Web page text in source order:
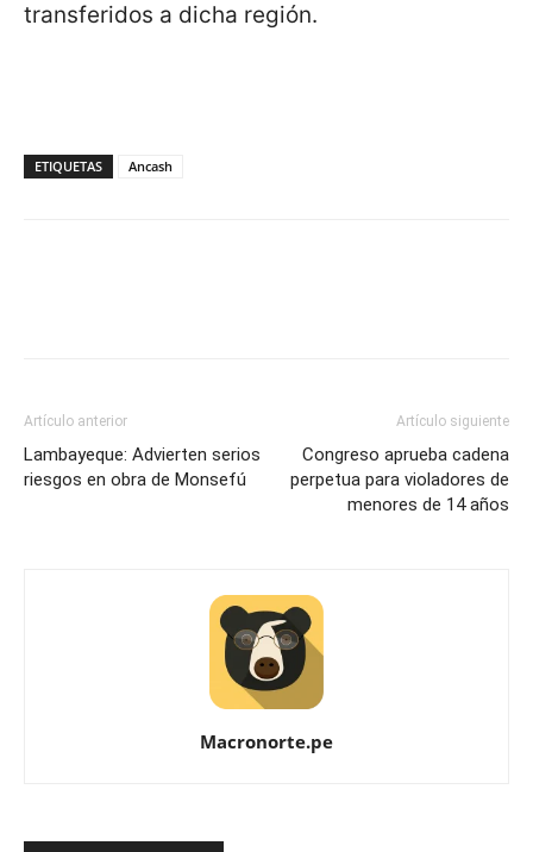
transferidos a dicha región.
ETIQUETAS Ancash
Artículo anterior
Lambayeque: Advierten serios
riesgos en obra de Monsefú
Artículo siguiente
Congreso aprueba cadena
perpetua para violadores de
menores de 14 años
Macronorte.pe